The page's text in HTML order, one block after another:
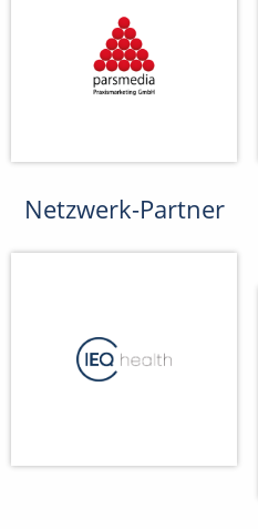
Netzwerk-Partner